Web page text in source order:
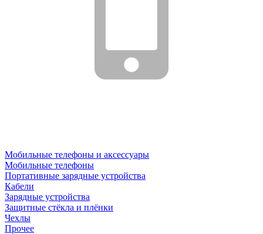
Мобильные телефоны и аксессуары
Мобильные телефоны
Портативные зарядные устройства
Кабели
Зарядные устройства
Защитные стёкла и плёнки
Чехлы
Прочее